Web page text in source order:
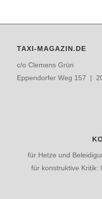
TAXI-MAGAZIN.DE
c/o Clemens Grün
Eppendorfer Weg 157 |
für Hetze und
für konstruktive Kritik: